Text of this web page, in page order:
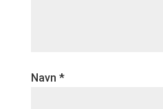
Navn *